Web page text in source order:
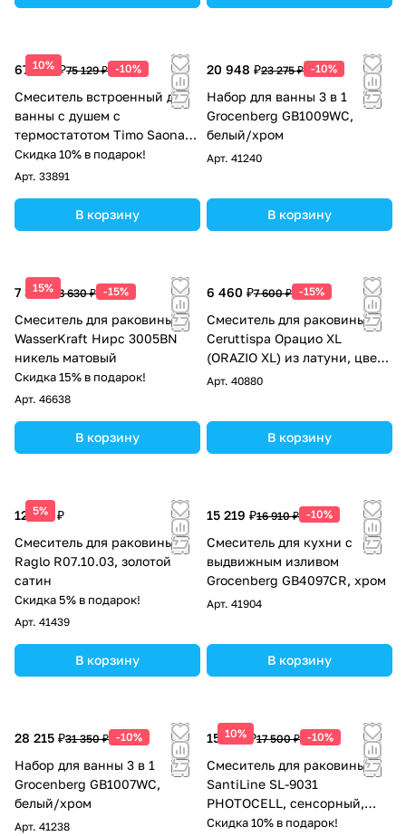
10%
67 616 ₽75 129 ₽ -10%
Смеситель встроенный для
ванны с душем с
термостатотом Timo Saona
2324/16YSM белый матовый
Скидка 10% в подарок!
Арт. 33891
В корзину
20 948 ₽23 275 ₽ -10%
Набор для ванны 3 в 1
Grocenberg GB1009WC,
белый/хром
Арт. 41240
В корзину
15%
7 336 ₽ 8 630 ₽ -15%
Смеситель для раковины
WasserKraft Нирс 3005BN
никель матовый
Скидка 15% в подарок!
Арт. 46638
В корзину
6 460 ₽7 600 ₽ -15%
Смеситель для раковины
Ceruttispa Орацио XL
(ORAZIO XL) из латуни, цвет
хром
Арт. 40880
В корзину
5%
12 276 ₽
Смеситель для раковины
Raglo R07.10.03, золотой
сатин
Скидка 5% в подарок!
Арт. 41439
В корзину
15 219 ₽16 910 ₽ -10%
Смеситель для кухни с
выдвижным изливом
Grocenberg GB4097CR, хром
Арт. 41904
В корзину
28 215 ₽31 350 ₽ -10%
Набор для ванны 3 в 1
Grocenberg GB1007WC,
белый/хром
Арт. 41238
10%
15 750 ₽17 500 ₽ -10%
Смеситель для раковины
SantiLine SL-9031
PHOTOCELL, сенсорный,
хром
Скидка 10% в подарок!